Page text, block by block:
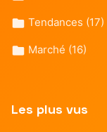
Tendances (17)
Marché (16)
Les plus vus